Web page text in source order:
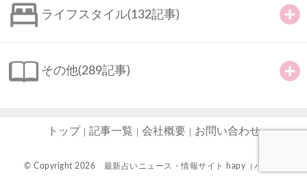
ライフスタイル(132記事)
その他(289記事)
トップ 記事一覧 会社概要 お問い合わせ
© Copyright 2026 最新占いニュース・情報サイト hapy（ハピ）-